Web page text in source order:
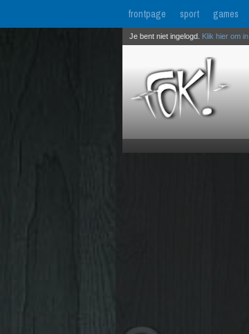
frontpage sport games
Je bent niet ingelogd. Klik hier om